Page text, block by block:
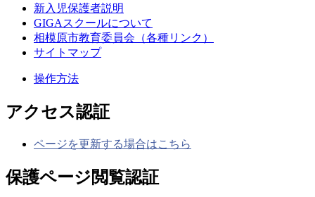
新入児保護者説明
GIGAスクールについて
相模原市教育委員会（各種リンク）
サイトマップ
操作方法
アクセス認証
ページを更新する場合はこちら
保護ページ閲覧認証